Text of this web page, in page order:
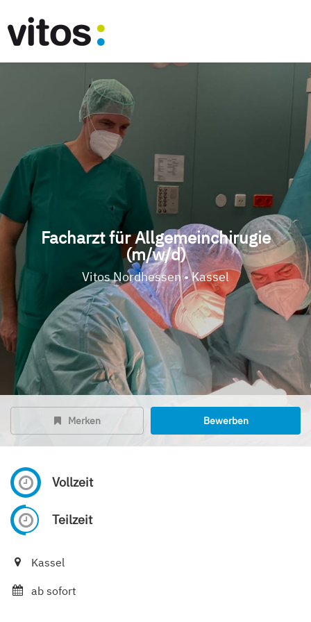
Facharzt für Allgemeinchirugie
(m/w/d)
Vitos Nordhessen • Kassel
Merken Bewerben
Vollzeit
Teilzeit
Kassel
ab sofort